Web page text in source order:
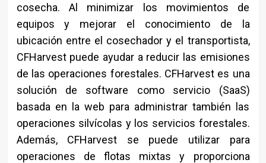
cosecha. Al minimizar los movimientos de
equipos y mejorar el conocimiento de la
ubicación entre el cosechador y el transportista,
CFHarvest puede ayudar a reducir las emisiones
de las operaciones forestales. CFHarvest es una
solución de software como servicio (SaaS)
basada en la web para administrar también las
operaciones silvícolas y los servicios forestales.
Además, CFHarvest se puede utilizar para
operaciones de flotas mixtas y proporciona